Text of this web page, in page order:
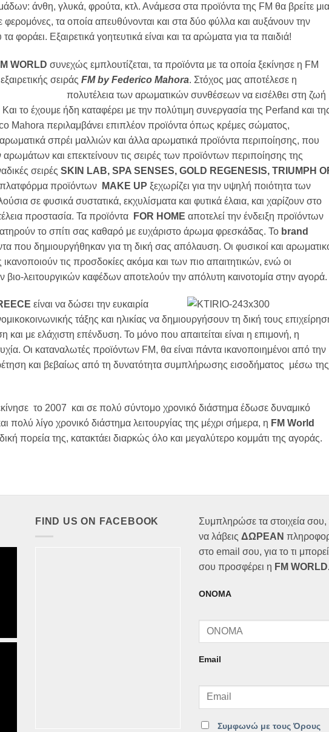
άνθη, γλυκά, φρούτα, κτλ. Ανάμεσα στα προϊόντα της FM θα βρείτε μια
τα οποία απευθύνονται και στα δύο φύλλα και αυξάνουν την
φοράει. Εξαιρετικά γοητευτικά είναι και τα αρώματα για τα παιδιά!
WORLD συνεχώς εμπλουτίζεται, τα προϊόντα με τα οποία ξεκίνησε η FM
σειράς FM by Federico Mahora. Στόχος μας αποτέλεσε η
πολυτέλεια των αρωματικών συνθέσεων να εισέλθει στη ζωή
το έχουμε ήδη καταφέρει με την πολύτιμη συνεργασία της Perfand και
Mahora περιλαμβάνει επιπλέον προϊόντα όπως κρέμες σώματος,
σπρέι μαλλιών και άλλα αρωματικά προϊόντα περιποίησης, που
και επεκτείνουν τις σειρές των προϊόντων περιποίησης της
σειρές SKIN LAB, SPA SENSES, GOLD REGENESIS, TRIUMPH
προϊόντων MAKE UP ξεχωρίζει για την υψηλή ποιότητα των
σε φυσικά συστατικά, εκχυλίσματα και φυτικά έλαια, και χαρίζουν στο
προστασία. Τα προϊόντα
FOR HOME αποτελεί την ένδειξη προϊόντων
το σπίτι σας καθαρό με ευχάριστο άρωμα φρεσκάδας. Το brand
που δημιουργήθηκαν για τη δική σας απόλαυση. Οι φυσικοί και
ικανοποιούν τις προσδοκίες ακόμα και των πιο απαιτητικών, ενώ οι
λειτουργικών καφέδων αποτελούν την απόλυτη καινοτομία στην αγορά.
είναι να δώσει την ευκαιρία
τάξης και ηλικίας να δημιουργήσουν τη δική τους
με ελάχιστη επένδυση. Το μόνο που απαιτείται είναι η επιμονή, η
Οι καταναλωτές προϊόντων FM, θα είναι πάντα ικανοποιημένοι από την
και βεβαίως από τη δυνατότητα συμπλήρωσης εισοδήματος μέσω της
το 2007 και σε πολύ σύντομο χρονικό διάστημα έδωσε δυναμικό
λίγο χρονικό διάστημα λειτουργίας της μέχρι σήμερα, η FM World
πορεία της, κατακτάει διαρκώς όλο και μεγαλύτερο κομμάτι της αγοράς.
FIND US ON FACEBOOK
Συμπληρώσε τα στοιχεία σου,
να λάβεις ΔΩΡΕΑΝ
στο email σου, για το τι
σου προσφέρει η FM
ΟΝΟΜΑ
Email
Συμφωνώ με τους Όρους